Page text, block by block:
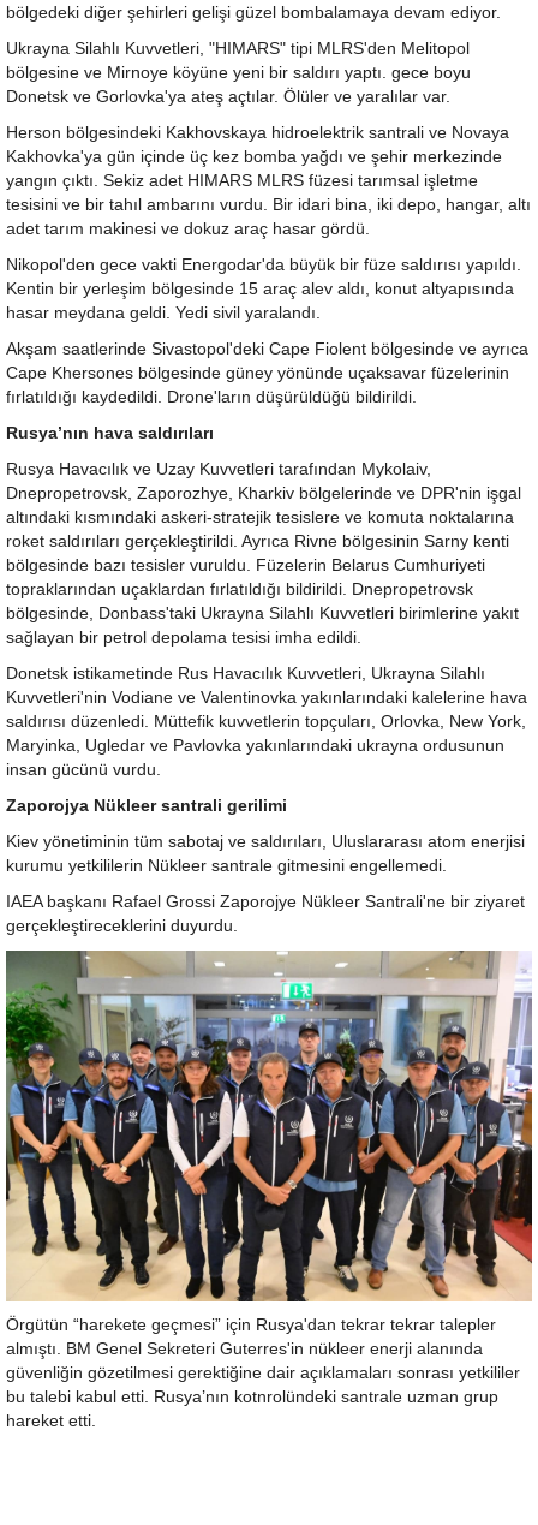
bölgedeki diğer şehirleri gelişi güzel bombalamaya devam ediyor.
Ukrayna Silahlı Kuvvetleri, "HIMARS" tipi MLRS'den Melitopol
bölgesine ve Mirnoye köyüne yeni bir saldırı yaptı. gece boyu
Donetsk ve Gorlovka'ya ateş açtılar. Ölüler ve yaralılar var.
Herson bölgesindeki Kakhovskaya hidroelektrik santrali ve Novaya
Kakhovka'ya gün içinde üç kez bomba yağdı ve şehir merkezinde
yangın çıktı. Sekiz adet HIMARS MLRS füzesi tarımsal işletme
tesisini ve bir tahıl ambarını vurdu. Bir idari bina, iki depo, hangar, altı
adet tarım makinesi ve dokuz araç hasar gördü.
Nikopol'den gece vakti Energodar'da büyük bir füze saldırısı yapıldı.
Kentin bir yerleşim bölgesinde 15 araç alev aldı, konut altyapısında
hasar meydana geldi. Yedi sivil yaralandı.
Akşam saatlerinde Sivastopol'deki Cape Fiolent bölgesinde ve ayrıca
Cape Khersones bölgesinde güney yönünde uçaksavar füzelerinin
fırlatıldığı kaydedildi. Drone'ların düşürüldüğü bildirildi.
Rusya’nın hava saldırıları
Rusya Havacılık ve Uzay Kuvvetleri tarafından Mykolaiv,
Dnepropetrovsk, Zaporozhye, Kharkiv bölgelerinde ve DPR'nin işgal
altındaki kısmındaki askeri-stratejik tesislere ve komuta noktalarına
roket saldırıları gerçekleştirildi. Ayrıca Rivne bölgesinin Sarny kenti
bölgesinde bazı tesisler vuruldu. Füzelerin Belarus Cumhuriyeti
topraklarından uçaklardan fırlatıldığı bildirildi. Dnepropetrovsk
bölgesinde, Donbass'taki Ukrayna Silahlı Kuvvetleri birimlerine yakıt
sağlayan bir petrol depolama tesisi imha edildi.
Donetsk istikametinde Rus Havacılık Kuvvetleri, Ukrayna Silahlı
Kuvvetleri'nin Vodiane ve Valentinovka yakınlarındaki kalelerine hava
saldırısı düzenledi. Müttefik kuvvetlerin topçuları, Orlovka, New York,
Maryinka, Ugledar ve Pavlovka yakınlarındaki ukrayna ordusunun
insan gücünü vurdu.
Zaporojya Nükleer santrali gerilimi
Kiev yönetiminin tüm sabotaj ve saldırıları, Uluslararası atom enerjisi
kurumu yetkililerin Nükleer santrale gitmesini engellemedi.
IAEA başkanı Rafael Grossi Zaporojye Nükleer Santrali'ne bir ziyaret
gerçekleştireceklerini duyurdu.
Örgütün “harekete geçmesi” için Rusya'dan tekrar tekrar talepler
almıştı. BM Genel Sekreteri Guterres'in nükleer enerji alanında
güvenliğin gözetilmesi gerektiğine dair açıklamaları sonrası yetkililer
bu talebi kabul etti. Rusya’nın kotnrolündeki santrale uzman grup
hareket etti.